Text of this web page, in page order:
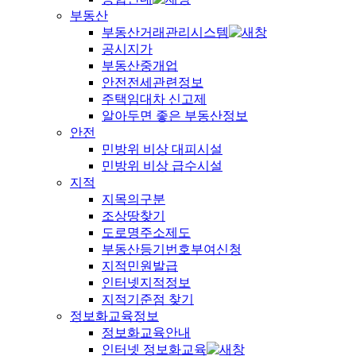
부동산
부동산거래관리시스템
공시지가
부동산중개업
안전전세관련정보
주택임대차 신고제
알아두면 좋은 부동산정보
안전
민방위 비상 대피시설
민방위 비상 급수시설
지적
지목의구분
조상땅찾기
도로명주소제도
부동산등기번호부여신청
지적민원발급
인터넷지적정보
지적기준점 찾기
정보화교육정보
정보화교육안내
인터넷 정보화교육